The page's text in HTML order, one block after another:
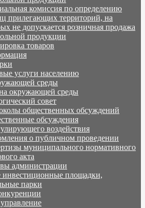
комиссия по определению
прилегающих территорий, на
не допускается розничная продажа
продукции
товаров
услуги населению
среды
окружающей среды
совет
общественных обсуждений
обсуждения
воздействия
о публичном проведении
муниципального нормативного
акта
администрации
площадки,
парки